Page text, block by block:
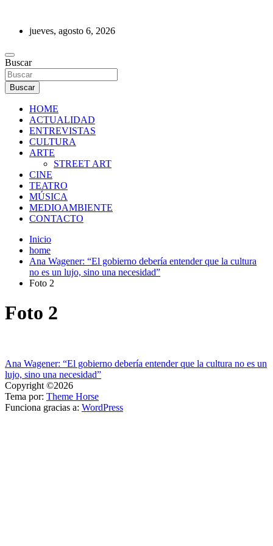
contenidojueves, agosto 6, 2026
REVISTA DE PRENSA
Buscar
Buscar
HOME
ACTUALIDAD
ENTREVISTAS
CULTURA
ARTE
STREET ART
CINE
TEATRO
MÚSICA
MEDIOAMBIENTE
CONTACTO
Inicio
home
Ana Wagener: “El gobierno debería entender que la cultura
no es un lujo, sino una necesidad”
Foto 2
Foto 2
Navegación
de
entradas
Ana Wagener: “El gobierno debería entender que la cultura no es un
lujo, sino una necesidad”
Copyright ©2026
Tema por: Theme Horse
Funciona gracias a: WordPress